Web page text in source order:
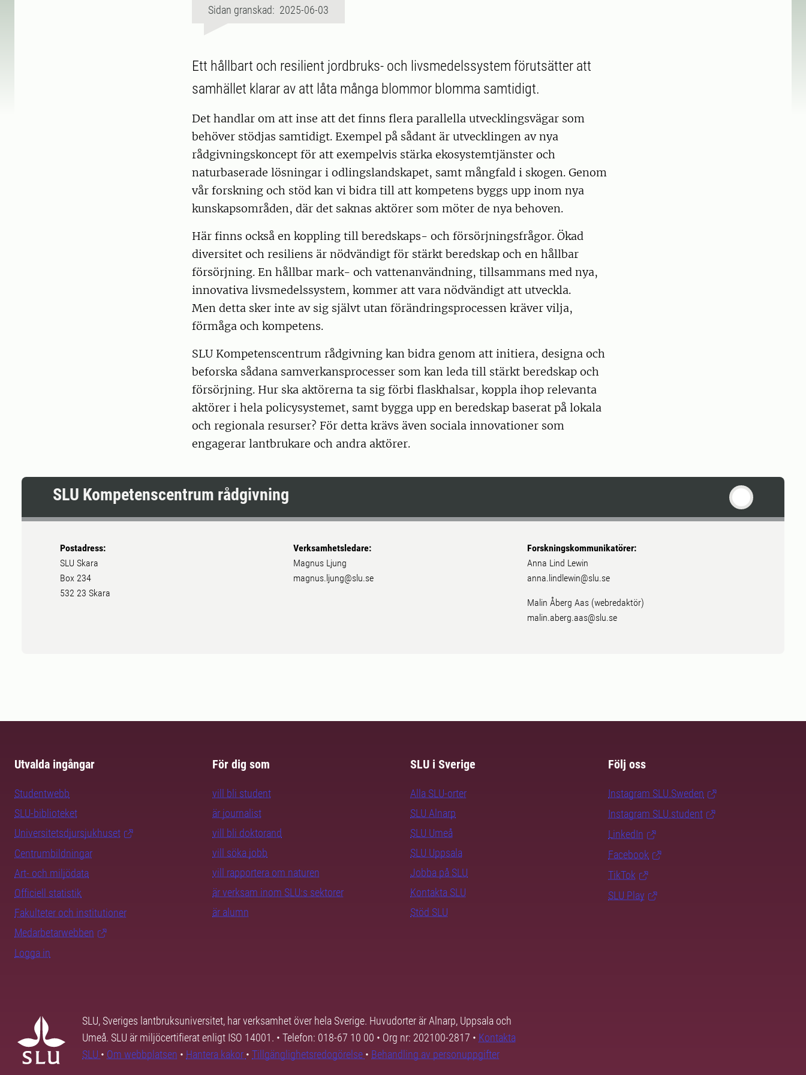
Sidan granskad: 2025-06-03
Ett hållbart och resilient jordbruks- och livsmedelssystem förutsätter att
samhället klarar av att låta många blommor blomma samtidigt.
Det handlar om att inse att det finns flera parallella utvecklingsvägar som
behöver stödjas samtidigt. Exempel på sådant är utvecklingen av nya
rådgivningskoncept för att exempelvis stärka ekosystemtjänster och
naturbaserade lösningar i odlingslandskapet, samt mångfald i skogen. Genom
vår forskning och stöd kan vi bidra till att kompetens byggs upp inom nya
kunskapsområden, där det saknas aktörer som möter de nya behoven.
Här finns också en koppling till beredskaps- och försörjningsfrågor. Ökad
diversitet och resiliens är nödvändigt för stärkt beredskap och en hållbar
försörjning. En hållbar mark- och vattenanvändning, tillsammans med nya,
innovativa livsmedelssystem, kommer att vara nödvändigt att utveckla.
Men detta sker inte av sig självt utan förändringsprocessen kräver vilja,
förmåga och kompetens.
SLU Kompetenscentrum rådgivning kan bidra genom att initiera, designa och
beforska sådana samverkansprocesser som kan leda till stärkt beredskap och
försörjning. Hur ska aktörerna ta sig förbi flaskhalsar, koppla ihop relevanta
aktörer i hela policysystemet, samt bygga upp en beredskap baserat på lokala
och regionala resurser? För detta krävs även sociala innovationer som
engagerar lantbrukare och andra aktörer.
SLU Kompetenscentrum rådgivning
Postadress:
SLU Skara
Box 234
532 23 Skara
Verksamhetsledare:
Magnus Ljung
magnus.ljung@slu.se
Forskningskommunikatörer:
Anna Lind Lewin
anna.lindlewin@slu.se
Malin Åberg Aas (webredaktör)
malin.aberg.aas@slu.se
Utvalda ingångar
Studentwebb
SLU-biblioteket
Universitetsdjursjukhuset
Centrumbildningar
Art- och miljödata
Officiell statistik
Fakulteter och institutioner
Medarbetarwebben
Logga in
För dig som
vill bli student
är journalist
vill bli doktorand
vill söka jobb
vill rapportera om naturen
är verksam inom SLU:s sektorer
är alumn
SLU i Sverige
Alla SLU-orter
SLU Alnarp
SLU Umeå
SLU Uppsala
Jobba på SLU
Kontakta SLU
Stöd SLU
Följ oss
Instagram SLU.Sweden
Instagram SLU.student
LinkedIn
Facebook
TikTok
SLU Play
SLU, Sveriges lantbruksuniversitet, har verksamhet över hela Sverige. Huvudorter är Alnarp, Uppsala och
Umeå. SLU är miljöcertifierat enligt ISO 14001. • Telefon: 018-67 10 00 • Org nr: 202100-2817 • Kontakta
SLU • Om webbplatsen • Hantera kakor • Tillgänglighetsredogörelse • Behandling av personuppgifter